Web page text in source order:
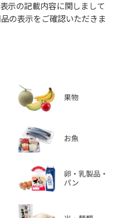
示の記載内容に関しまして
の表示をご確認いただきま